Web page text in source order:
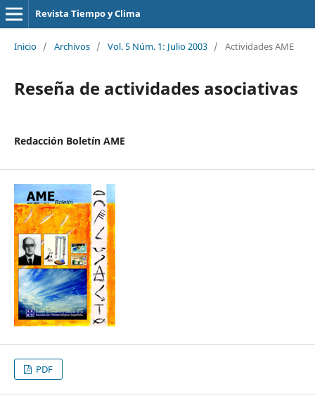
Revista Tiempo y Clima
Inicio / Archivos / Vol. 5 Núm. 1: Julio 2003 / Actividades AME
Reseña de actividades asociativas
Redacción Boletín AME
PDF